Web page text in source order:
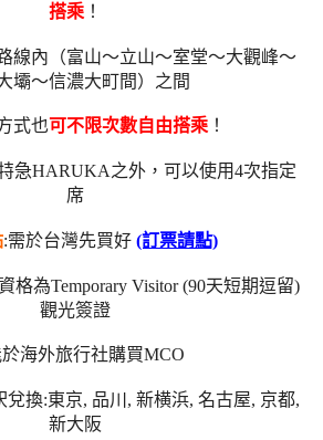
搭乘 ！
線內（富山～立山～室堂～大觀峰～
壩～信濃大町間）之間
式也可不限次數自由搭乘 ！
急HARUKA之外，可以使用4次指定
席
:需於台灣先買好 (訂票請點)
格為Temporary Visitor (90天短期逗留)
觀光簽證
於海外旅行社購買MCO
兌換:東京, 品川, 新横浜, 名古屋, 京都,
新大阪